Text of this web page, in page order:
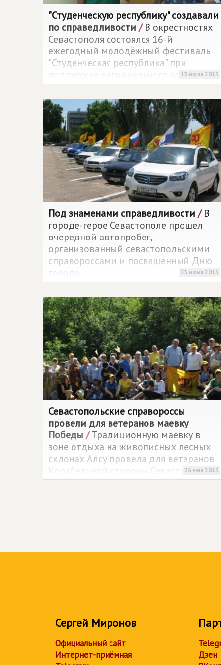
"Студенческую республику" создавали
по справедливости /В окрестностях
Севастополя состоялся 16-й
ежегодный молодёжный фестиваль
"Студенческая республика" при
поддержке регионального отделения
политической партии
СПРАВЕДЛИВАЯ РОССИЯв
Севастополе.
13 июля 2015
Под знаменами справедливости /В
городе-герое Севастополе прошел
очередной автопробег,
организованный севастопольскими
справороссами и посвященный Дню
23 июня 2015
Севастопольские справороссы
провели для ветеранов маевку
Победы /Традиционную маевку в
зоне отдыха на живописных лесных
склонах Алсу провела для ветеранов
Корабельной стороны Севастополя
региональное отделение
26 мая 2015
Сергей Миронов
Официальный сайт
Интернет-приёмная
Дзен